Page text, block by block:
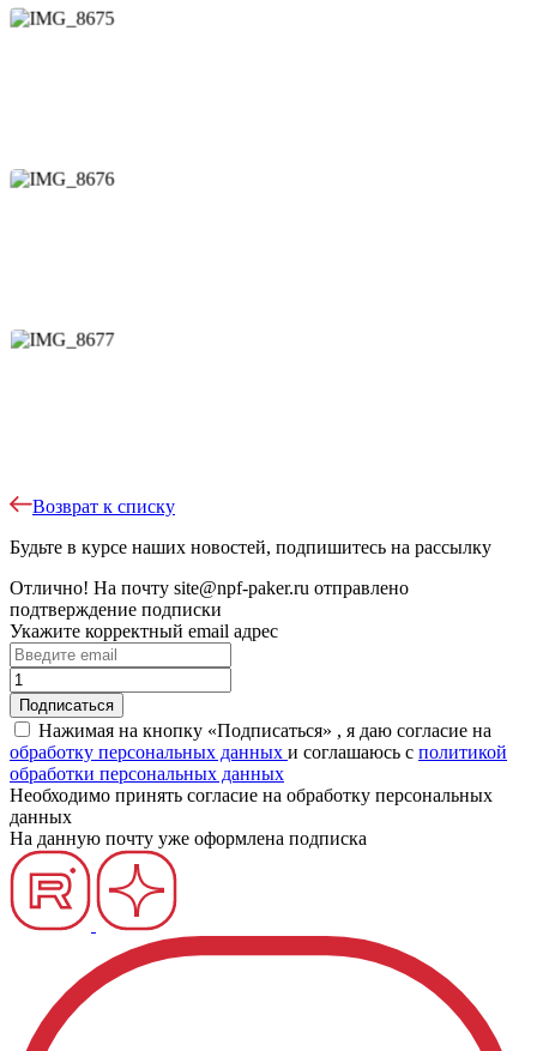
Возврат к списку
Будьте в курсе наших новостей, подпишитесь на рассылку
Отлично! На почту site@npf-paker.ru отправлено
подтверждение подписки
Укажите корректный email адрес
Нажимая на кнопку «Подписаться» , я даю согласие на
обработку персональных данных и соглашаюсь c политикой
обработки персональных данных
Необходимо принять согласие на обработку персональных
данных
На данную почту уже оформлена подписка